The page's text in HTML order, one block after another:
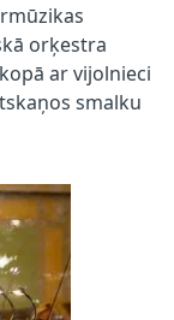
orķestra
ar vijolnieci
smalku